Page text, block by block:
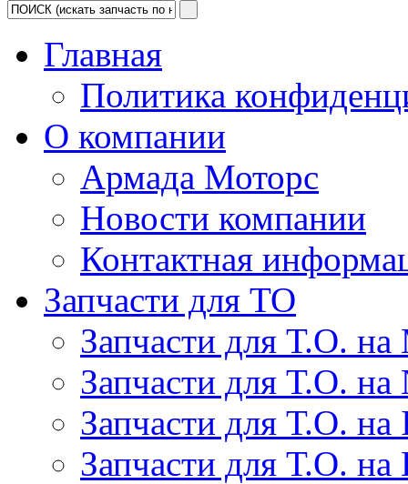
Главная
Политика
О компании
Армада Моторс
Новости компании
Контактная
Запчасти для ТО
Запчасти для Т.О. на
Запчасти для Т.О. на
Запчасти для Т.О.
Запчасти для Т.О. на